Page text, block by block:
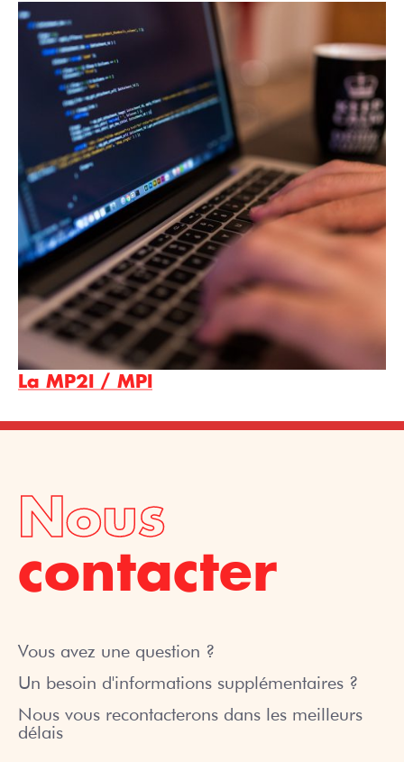
La MP2I / MPI
Nous
contacter
Vous avez une question ?
Un besoin d'informations supplémentaires ?
Nous vous recontacterons dans les meilleurs
délais